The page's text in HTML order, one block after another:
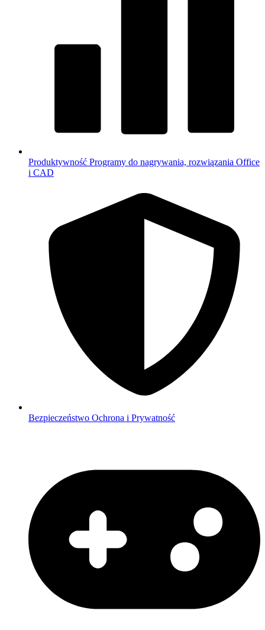
Produktywność Programy do nagrywania, rozwiązania Office
i CAD
Bezpieczeństwo Ochrona i Prywatność